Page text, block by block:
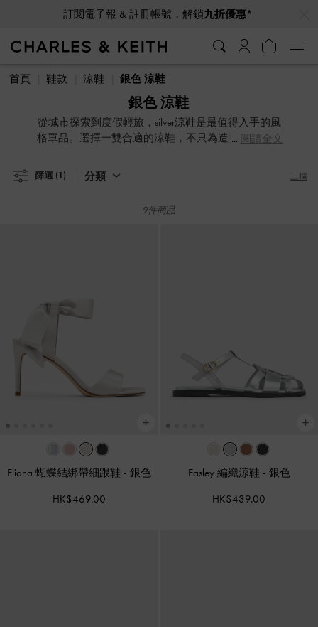
訂閱電子報 & 註冊帳號，解鎖九折優惠*
訂閱電子報 & 註冊帳號，解鎖 九折優惠*
首頁 鞋款 涼鞋 銀色 涼鞋
銀色 涼鞋
從城市探索到度假輕旅，silver涼鞋是最值得入手的風
格單品。選擇一雙合適的涼鞋，不只為造型加分，更
式，都能為造型注入輕盈質感。
閱讀全文
篩選 (1) 分類 三欄
9件商品
Eliana 蝴蝶結綁帶細跟鞋 - 銀色
HK$469.00
Easley 編織涼鞋 - 銀色
HK$439.00